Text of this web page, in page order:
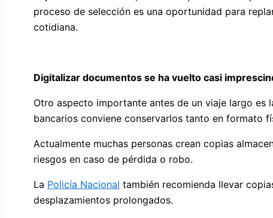
proceso de selección es una oportunidad para
cotidiana.
Digitalizar documentos se ha vuelto casi
Otro aspecto importante antes de un viaje largo es
bancarios conviene conservarlos tanto en formato
Actualmente muchas personas crean copias
riesgos en caso de pérdida o robo.
La Policía Nacional también recomienda llevar
desplazamientos prolongados.